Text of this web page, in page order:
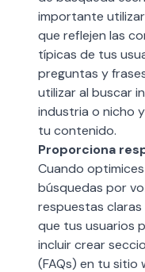
importante
que reflejen las
típicas de tus
preguntas y
utilizar al buscar
industria o nicho
tu contenido.
Proporciona
Cuando
búsquedas por
respuestas
que tus usuarios
incluir crear
(FAQs) en tu sitio